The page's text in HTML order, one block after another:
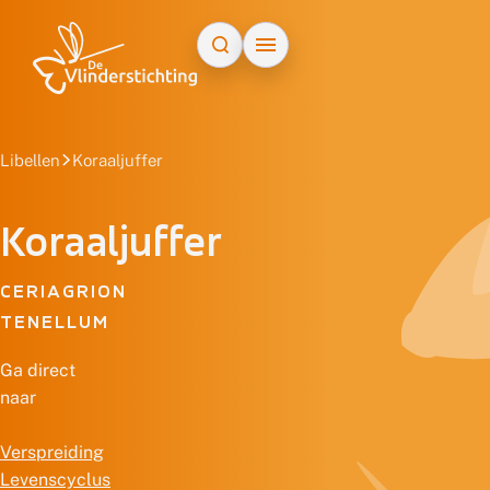
Libellen Koraaljuffer
Koraaljuffer
CERIAGRION
TENELLUM
Ga direct
naar
Verspreiding
Levenscyclus